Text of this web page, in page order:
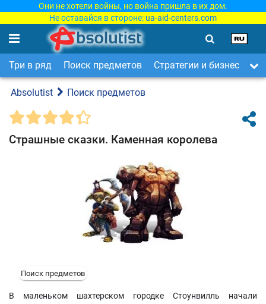
Они не хотели войны, но война пришла в их дом.
Не оставайся в стороне: ua-aid-centers.com
Три в ряд Поиск предметов Стратегии и бизнес
Absolutist Поиск предметов
Страшные сказки. Каменная королева
Поиск предметов
В маленьком шахтерском городке Стоунвилль начали